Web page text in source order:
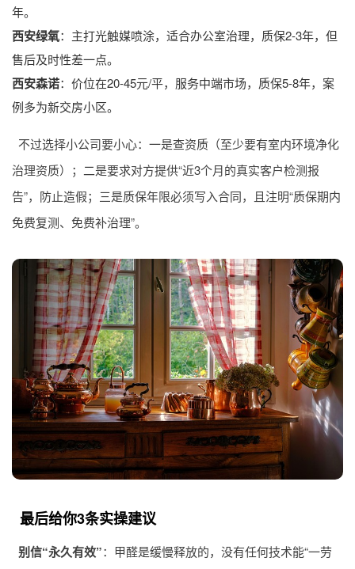
年。
西安绿氧：主打光触媒喷涂，适合办公室治理，质保2-3年，但
售后及时性差一点。
西安森诺：价位在20-45元/平，服务中端市场，质保5-8年，案
例多为新交房小区。
不过选择小公司要小心：一是查资质（至少要有室内环境净化
治理资质）；二是要求对方提供“近3个月的真实客户检测报
告”，防止造假；三是质保年限必须写入合同，且注明“质保期内
免费复测、免费补治理”。
最后给你3条实操建议
别信“永久有效”：甲醛是缓慢释放的，没有任何技术能“一劳